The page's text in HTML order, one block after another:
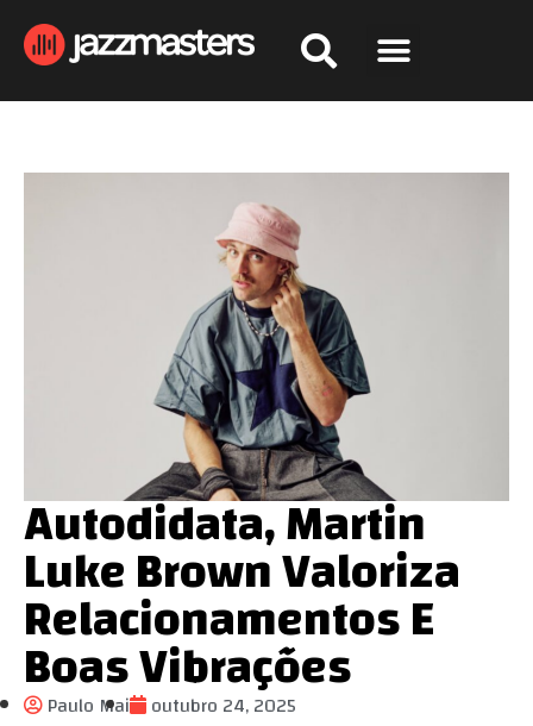
Autodidata, Martin
Luke Brown Valoriza
Relacionamentos E
Boas Vibrações
Paulo Mai
outubro 24, 2025